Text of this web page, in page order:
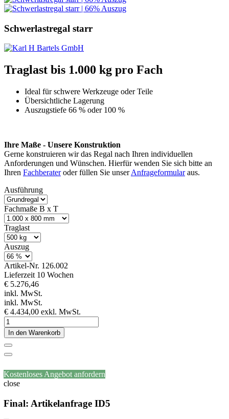
Schwerlastregal starr
Traglast bis 1.000 kg pro Fach
Ideal für schwere Werkzeuge oder Teile
Übersichtliche Lagerung
Auszugstiefe 66 % oder 100 %
Ihre Maße - Unsere Konstruktion
Gerne konstruieren wir das Regal nach Ihren individuellen
Anforderungen und Wünschen. Hierfür wenden Sie sich bitte an
Ihren Fachberateroder füllen Sie unserAnfrageformularaus.
Ausführung
Fachmaße B x T
Traglast
Auszug
Artikel-Nr. 126.002
Lieferzeit 10 Wochen
€ 5.276,46
inkl. MwSt.
inkl. MwSt.
€ 4.434,00 exkl. MwSt.
In den Warenkorb
Kostenloses Angebot anfordern
close
Final: Artikelanfrage ID5